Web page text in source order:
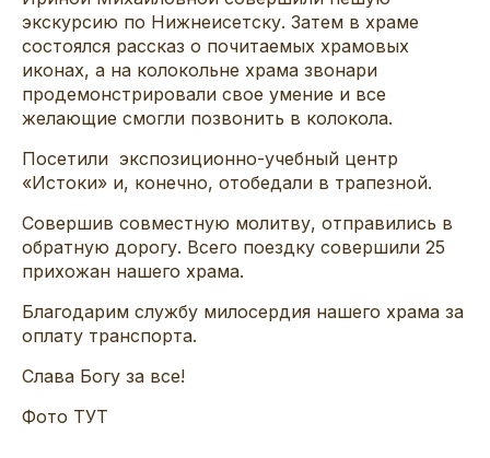
экскурсию по Нижнеисетску. Затем в храме
состоялся рассказ о почитаемых храмовых
иконах, а на колокольне храма звонари
продемонстрировали свое умение и все
желающие смогли позвонить в колокола.
Посетили экспозиционно-учебный центр
«Истоки» и, конечно, отобедали в трапезной.
Совершив совместную молитву, отправились в
обратную дорогу. Всего поездку совершили 25
прихожан нашего храма.
Благодарим службу милосердия нашего храма за
оплату транспорта.
Слава Богу за все!
Фото ТУТ